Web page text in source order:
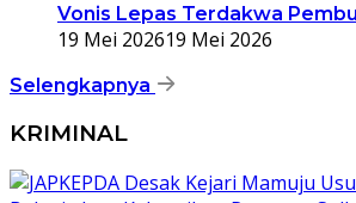
Vonis Lepas Terdakwa
19 Mei 202619 Mei 2026
Selengkapnya
KRIMINAL